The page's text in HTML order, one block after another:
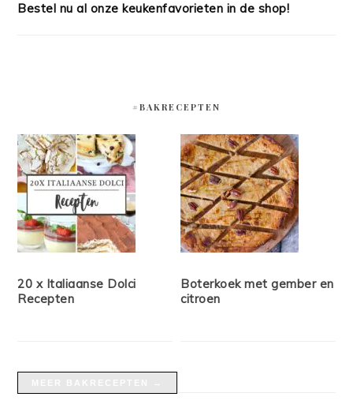
Bestel nu al onze keukenfavorieten in de shop!
#BAKRECEPTEN
20 x Italiaanse Dolci
Recepten
Boterkoek met gember en
citroen